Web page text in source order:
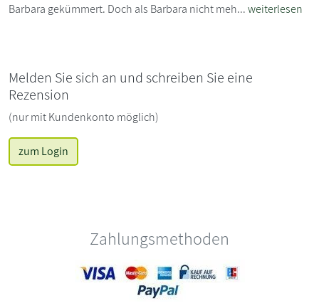
Barbara gekümmert. Doch als Barbara nicht meh...weiterlesen
Melden Sie sich an und schreiben Sie eine
Rezension
(nur mit Kundenkonto möglich)
zum Login
Zahlungsmethoden